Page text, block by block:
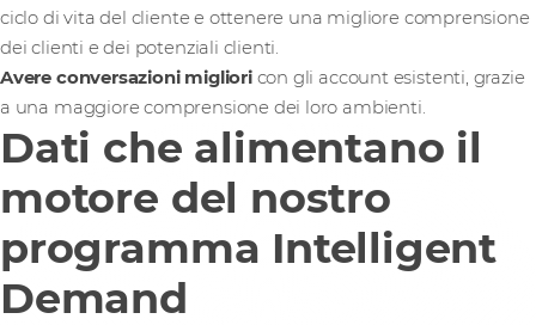
ciclo di vita del cliente e ottenere una migliore comprensione
dei clienti e dei potenziali clienti.
Avere conversazioni miglioricon gli account esistenti, grazie
a una maggiore comprensione dei loro ambienti.
Dati che alimentano il
motore del nostro
programma Intelligent
Demand